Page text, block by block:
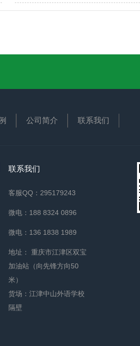
公司简介 联系我们
联系我们
客服QQ：295179243
微电：188 8324 0896
微电：136 1838 1989
地址： 重庆市江津区双宝
加油站（向先锋方向50
米）
货场：江津中山外语学校
隔壁